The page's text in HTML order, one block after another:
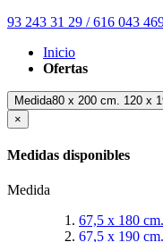
93 243 31 29 / 616 043
Inicio
Ofertas
Medida80 x 200 cm. 120 x
×
Medidas disponibles
Medida
67,5 x 180 cm.
67,5 x 190 cm.